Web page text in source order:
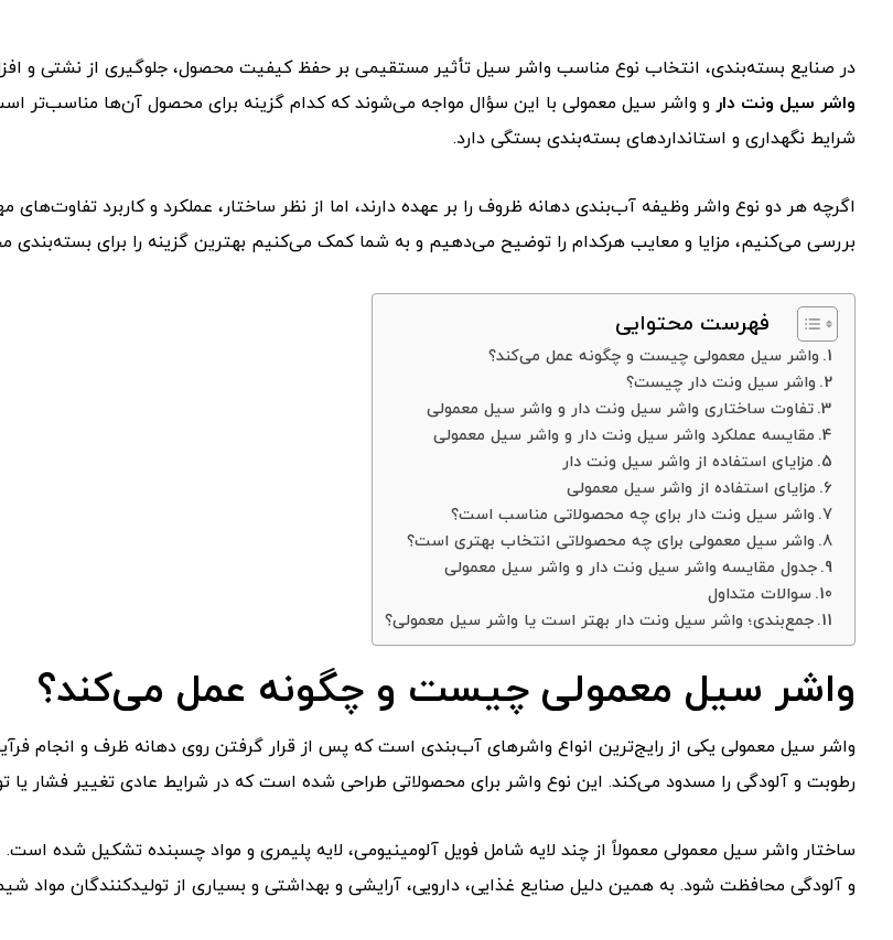
در صنایع بسته‌بندی، انتخاب نوع مناسب واشر سیل تأثیر مستقیمی بر حفظ کیفیت محصول، جلوگیری از نشتی و
واشر سیل ونت دار و واشر سیل معمولی با این سؤال مواجه می‌شوند که کدام گزینه برای محصول آن‌ها مناسب‌تر
شرایط نگهداری و استانداردهای بسته‌بندی بستگی دارد.
اگرچه هر دو نوع واشر وظیفه آب‌بندی دهانه ظروف را بر عهده دارند، اما از نظر ساختار، عملکرد و کاربرد تفاوت‌های
بررسی می‌کنیم، مزایا و معایب هرکدام را توضیح می‌دهیم و به شما کمک می‌کنیم بهترین گزینه را برای بسته‌بندی
فهرست محتوایی
واشر سیل معمولی چیست و چگونه عمل می‌کند؟
واشر سیل ونت دار چیست؟
تفاوت ساختاری واشر سیل ونت دار و واشر سیل معمولی
مقایسه عملکرد واشر سیل ونت دار و واشر سیل معمولی
مزایای استفاده از واشر سیل ونت دار
مزایای استفاده از واشر سیل معمولی
واشر سیل ونت دار برای چه محصولاتی مناسب است؟
واشر سیل معمولی برای چه محصولاتی انتخاب بهتری است؟
جدول مقایسه واشر سیل ونت دار و واشر سیل معمولی
سوالات متداول
جمع‌بندی؛ واشر سیل ونت دار بهتر است یا واشر سیل معمولی؟
واشر سیل معمولی چیست و چگونه عمل می‌کند؟
واشر سیل معمولی یکی از رایج‌ترین انواع واشرهای آب‌بندی است که پس از قرار گرفتن روی دهانه ظرف و انجام
رطوبت و آلودگی را مسدود می‌کند. این نوع واشر برای محصولاتی طراحی شده است که در شرایط عادی تغییر فشار یا
ساختار واشر سیل معمولی معمولاً از چند لایه شامل فویل آلومینیومی، لایه پلیمری و مواد چسبنده تشکیل شده
و آلودگی محافظت شود. به همین دلیل صنایع غذایی، دارویی، آرایشی و بهداشتی و بسیاری از تولیدکنندگان مواد